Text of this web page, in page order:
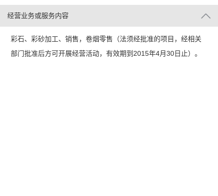
经营业务或服务内容
彩石、彩砂加工、销售，卷烟零售（法须经批准的项目，经相关
部门批准后方可开展经营活动，有效期到2015年4月30日止）。